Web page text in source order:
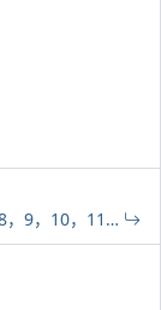
，9，10，11…